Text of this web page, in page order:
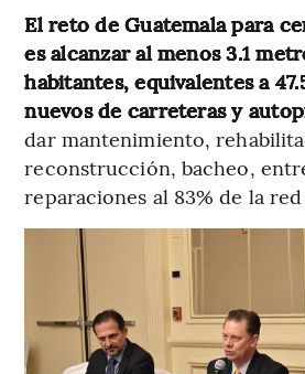
El reto de Guatemala para
es alcanzar al menos 3.1
habitantes, equivalentes a
nuevos de carreteras y
dar mantenimiento,
reconstrucción, bacheo,
reparaciones al 83% de la